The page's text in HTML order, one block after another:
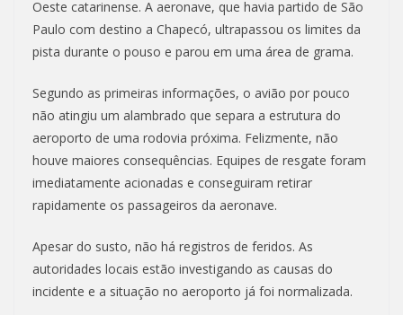
Oeste catarinense. A aeronave, que havia partido de São
Paulo com destino a Chapecó, ultrapassou os limites da
pista durante o pouso e parou em uma área de grama.
Segundo as primeiras informações, o avião por pouco
não atingiu um alambrado que separa a estrutura do
aeroporto de uma rodovia próxima. Felizmente, não
houve maiores consequências. Equipes de resgate foram
imediatamente acionadas e conseguiram retirar
rapidamente os passageiros da aeronave.
Apesar do susto, não há registros de feridos. As
autoridades locais estão investigando as causas do
incidente e a situação no aeroporto já foi normalizada.